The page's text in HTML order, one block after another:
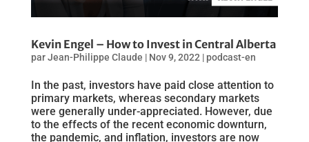
Kevin Engel – How to Invest in Central Alberta
parJean-Philippe Claude | Nov 9, 2022| podcast-en
In the past, investors have paid close attention to
primary markets, whereas secondary markets
were generally under-appreciated. However, due
to the effects of the recent economic downturn,
the pandemic, and inflation, investors are now